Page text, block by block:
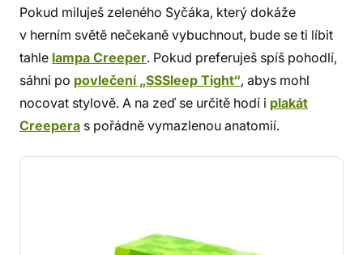
Pokud miluješ zeleného Syčáka, který dokáže
v herním světě nečekaně vybuchnout, bude se ti líbit
tahle lampa Creeper. Pokud preferuješ spíš pohodlí,
sáhni po povlečení „SSSleep Tight“, abys mohl
nocovat stylově. A na zeď se určitě hodí i plakát
Creepera s pořádně vymazlenou anatomií.